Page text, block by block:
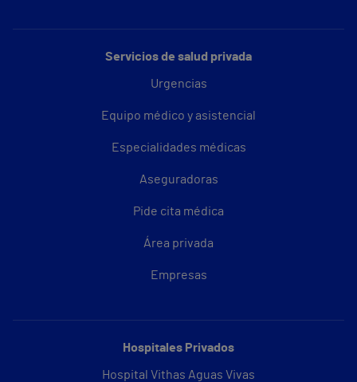
Servicios de salud privada
Urgencias
Equipo médico y asistencial
Especialidades médicas
Aseguradoras
Pide cita médica
Área privada
Empresas
Hospitales Privados
Hospital Vithas Aguas Vivas